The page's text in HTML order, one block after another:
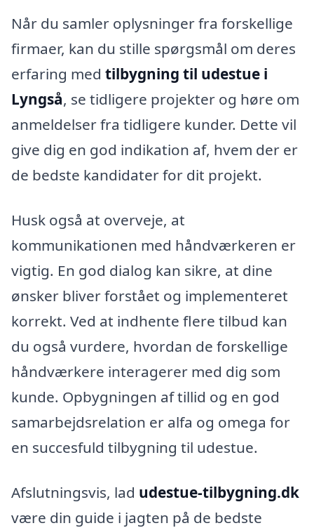
Når du samler oplysninger fra forskellige
firmaer, kan du stille spørgsmål om deres
erfaring med tilbygning til udestue i
Lyngså, se tidligere projekter og høre om
anmeldelser fra tidligere kunder. Dette vil
give dig en god indikation af, hvem der er
de bedste kandidater for dit projekt.
Husk også at overveje, at
kommunikationen med håndværkeren er
vigtig. En god dialog kan sikre, at dine
ønsker bliver forstået og implementeret
korrekt. Ved at indhente flere tilbud kan
du også vurdere, hvordan de forskellige
håndværkere interagerer med dig som
kunde. Opbygningen af tillid og en god
samarbejdsrelation er alfa og omega for
en succesfuld tilbygning til udestue.
Afslutningsvis, lad udestue-tilbygning.dk
være din guide i jagten på de bedste